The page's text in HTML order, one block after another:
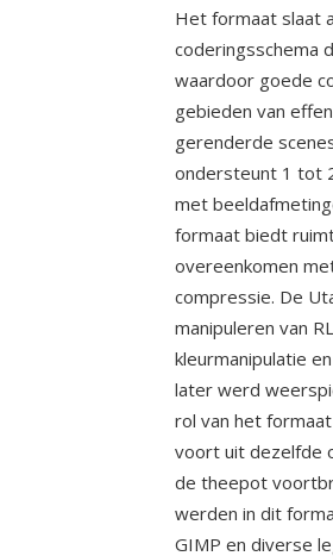
Het formaat slaat
coderingsschema
waardoor goede
gebieden van
gerenderde
ondersteunt 1 tot
met
formaat biedt
overeenkomen
compressie. De
manipuleren van
kleurmanipulatie
later werd
rol van het
voort uit dezelfde
de theepot
werden in dit
GIMP en diverse